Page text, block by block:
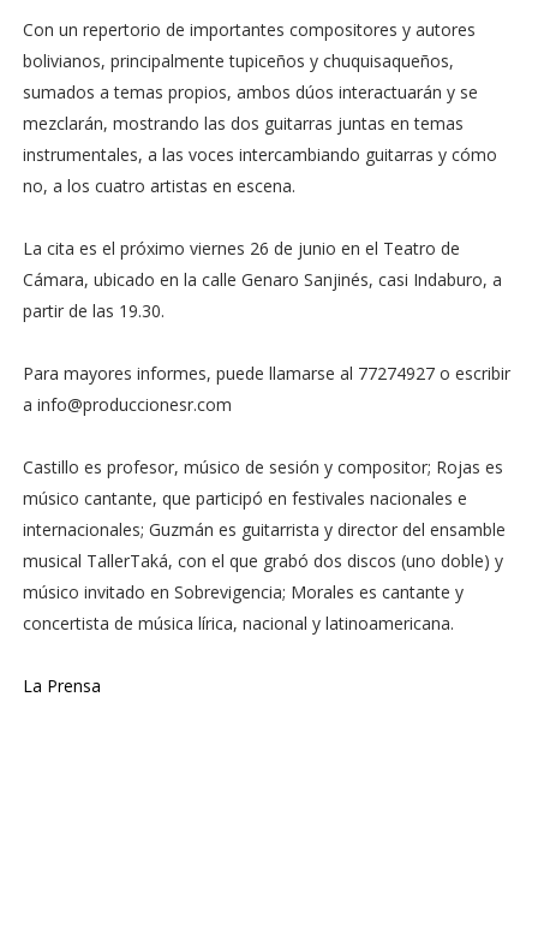
Con un repertorio de importantes compositores y autores
bolivianos, principalmente tupiceños y chuquisaqueños,
sumados a temas propios, ambos dúos interactuarán y se
mezclarán, mostrando las dos guitarras juntas en temas
instrumentales, a las voces intercambiando guitarras y cómo
no, a los cuatro artistas en escena.
La cita es el próximo viernes 26 de junio en el Teatro de
Cámara, ubicado en la calle Genaro Sanjinés, casi Indaburo, a
partir de las 19.30.
Para mayores informes, puede llamarse al 77274927 o escribir
a info@produccionesr.com
Castillo es profesor, músico de sesión y compositor; Rojas es
músico cantante, que participó en festivales nacionales e
internacionales; Guzmán es guitarrista y director del ensamble
musical TallerTaká, con el que grabó dos discos (uno doble) y
músico invitado en Sobrevigencia; Morales es cantante y
concertista de música lírica, nacional y latinoamericana.
La Prensa